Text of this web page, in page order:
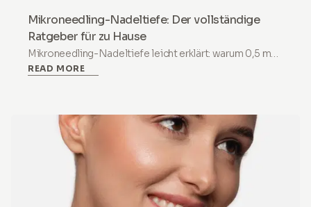
Mikroneedling-Nadeltiefe: Der vollständige
Ratgeber für zu Hause
Mikroneedling-Nadeltiefe leicht erklärt: warum 0,5 mm
der Sweet Spot für zu Hause ist, was jede Tiefe bewirkt
READ MORE